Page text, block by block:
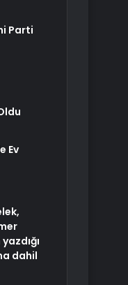
Parti
Ev
dahil